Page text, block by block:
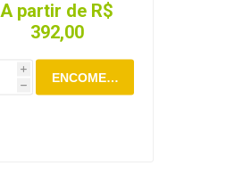
A partir de R$
392,00
i
h
ENCOMENDAR